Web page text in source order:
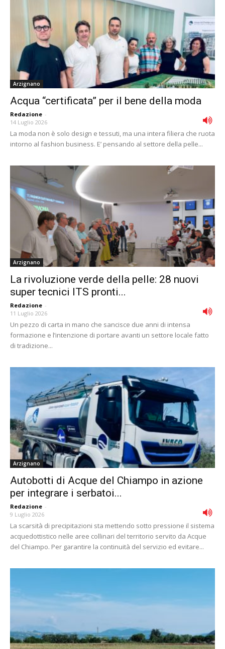
Arzignano
Acqua “certificata” per il bene della moda
Redazione -
14 Luglio 2026
La moda non è solo design e tessuti, ma una intera filiera che ruota
intorno al fashion business. E’ pensando al settore della pelle...
Arzignano
La rivoluzione verde della pelle: 28 nuovi
super tecnici ITS pronti...
Redazione -
11 Luglio 2026
Un pezzo di carta in mano che sancisce due anni di intensa
formazione e l’intenzione di portare avanti un settore locale fatto
di tradizione...
Arzignano
Autobotti di Acque del Chiampo in azione
per integrare i serbatoi...
Redazione -
9 Luglio 2026
La scarsità di precipitazioni sta mettendo sotto pressione il sistema
acquedottistico nelle aree collinari del territorio servito da Acque
del Chiampo. Per garantire la continuità del servizio ed evitare...